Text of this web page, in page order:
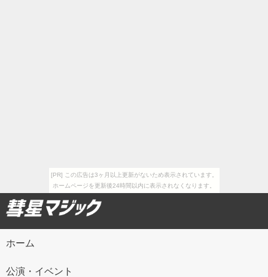
[PR] この広告は3ヶ月以上更新がないため表示されています。
ホームページを更新後24時間以内に表示されなくなります。
ホーム
公演・イベント